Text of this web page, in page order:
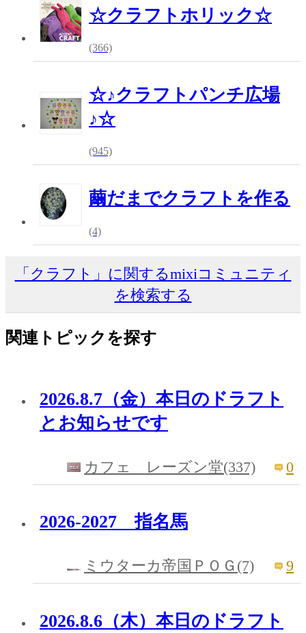
☆クラフトホリック☆
(366)
☆♪クラフトパンチ広場
♪☆
(945)
繭だまでクラフトを作る
(4)
「クラフト」に関するmixiコミュニティ
を検索する
関連トピックを探す
2026.8.7（金）本日のドラフト
とお知らせです
カフェ レーズン堂(337) 0
2026-2027 指名馬
ミウターカ帝国ＰＯＧ(7) 9
2026.8.6（木）本日のドラフト